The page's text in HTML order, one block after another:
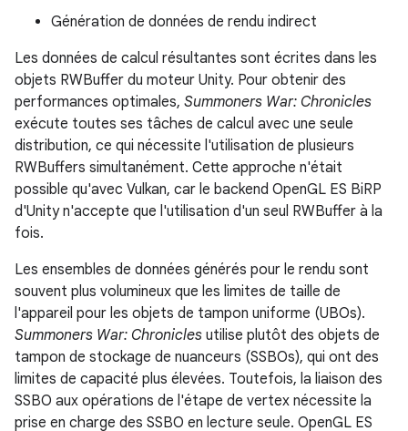
Génération de données de rendu indirect
Les données de calcul résultantes sont écrites dans les
objets RWBuffer du moteur Unity. Pour obtenir des
performances optimales, Summoners War: Chronicles
exécute toutes ses tâches de calcul avec une seule
distribution, ce qui nécessite l'utilisation de plusieurs
RWBuffers simultanément. Cette approche n'était
possible qu'avec Vulkan, car le backend OpenGL ES BiRP
d'Unity n'accepte que l'utilisation d'un seul RWBuffer à la
fois.
Les ensembles de données générés pour le rendu sont
souvent plus volumineux que les limites de taille de
l'appareil pour les objets de tampon uniforme (UBOs).
Summoners War: Chronicles utilise plutôt des objets de
tampon de stockage de nuanceurs (SSBOs), qui ont des
limites de capacité plus élevées. Toutefois, la liaison des
SSBO aux opérations de l'étape de vertex nécessite la
prise en charge des SSBO en lecture seule. OpenGL ES